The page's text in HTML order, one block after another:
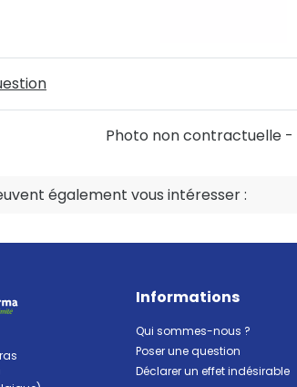
Photo non contractuelle -
également vous intéresser :
Informations
Qui sommes-nous ?
Poser une question
Déclarer un effet indésirable